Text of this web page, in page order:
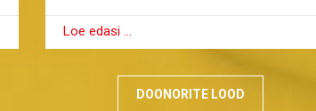
Loe edasi …
DOONORITE LOOD